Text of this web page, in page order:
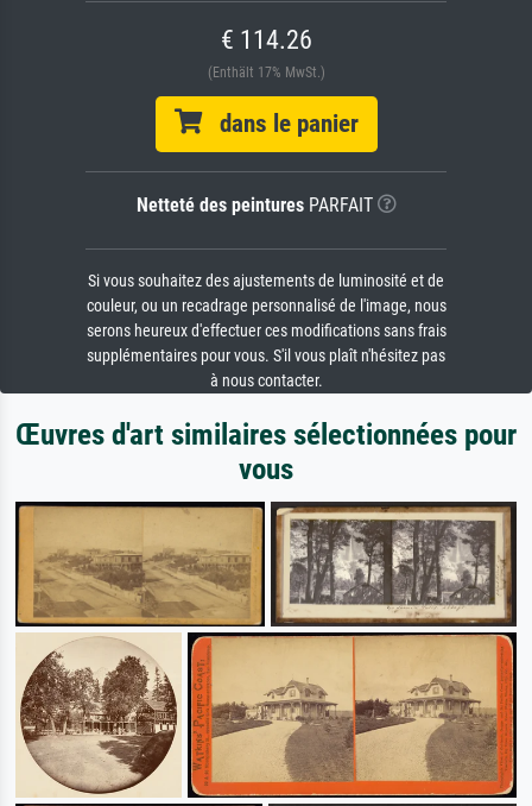
€ 114.26
(Enthält 17% MwSt.)
dans le panier
Netteté des peinturesPARFAIT
Si vous souhaitez des ajustements de luminosité et de
couleur, ou un recadrage personnalisé de l'image, nous
serons heureux d'effectuer ces modifications sans frais
supplémentaires pour vous. S'il vous plaît n'hésitez pas
à nous contacter.
Œuvres d'art similaires sélectionnées pour
vous